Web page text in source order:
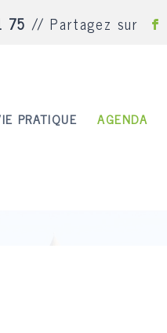
75 // Partagez sur
PRATIQUE AGENDA